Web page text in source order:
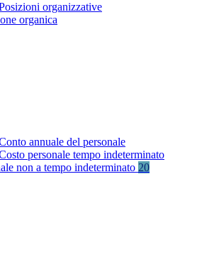
organizzative
organica
annuale del personale
personale tempo indeterminato
non a tempo indeterminato 20